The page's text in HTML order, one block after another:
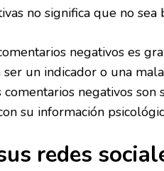
no significa que no sea
negativos es
un indicador o una
comentarios negativos
su información
redes